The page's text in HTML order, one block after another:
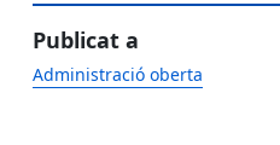
Publicat a
Administració oberta